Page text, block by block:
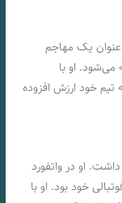
عنوان یک مهاجم
می‌شود. او با
تیم خود ارزش افزوده
او در واتفورد
خود بود. او با